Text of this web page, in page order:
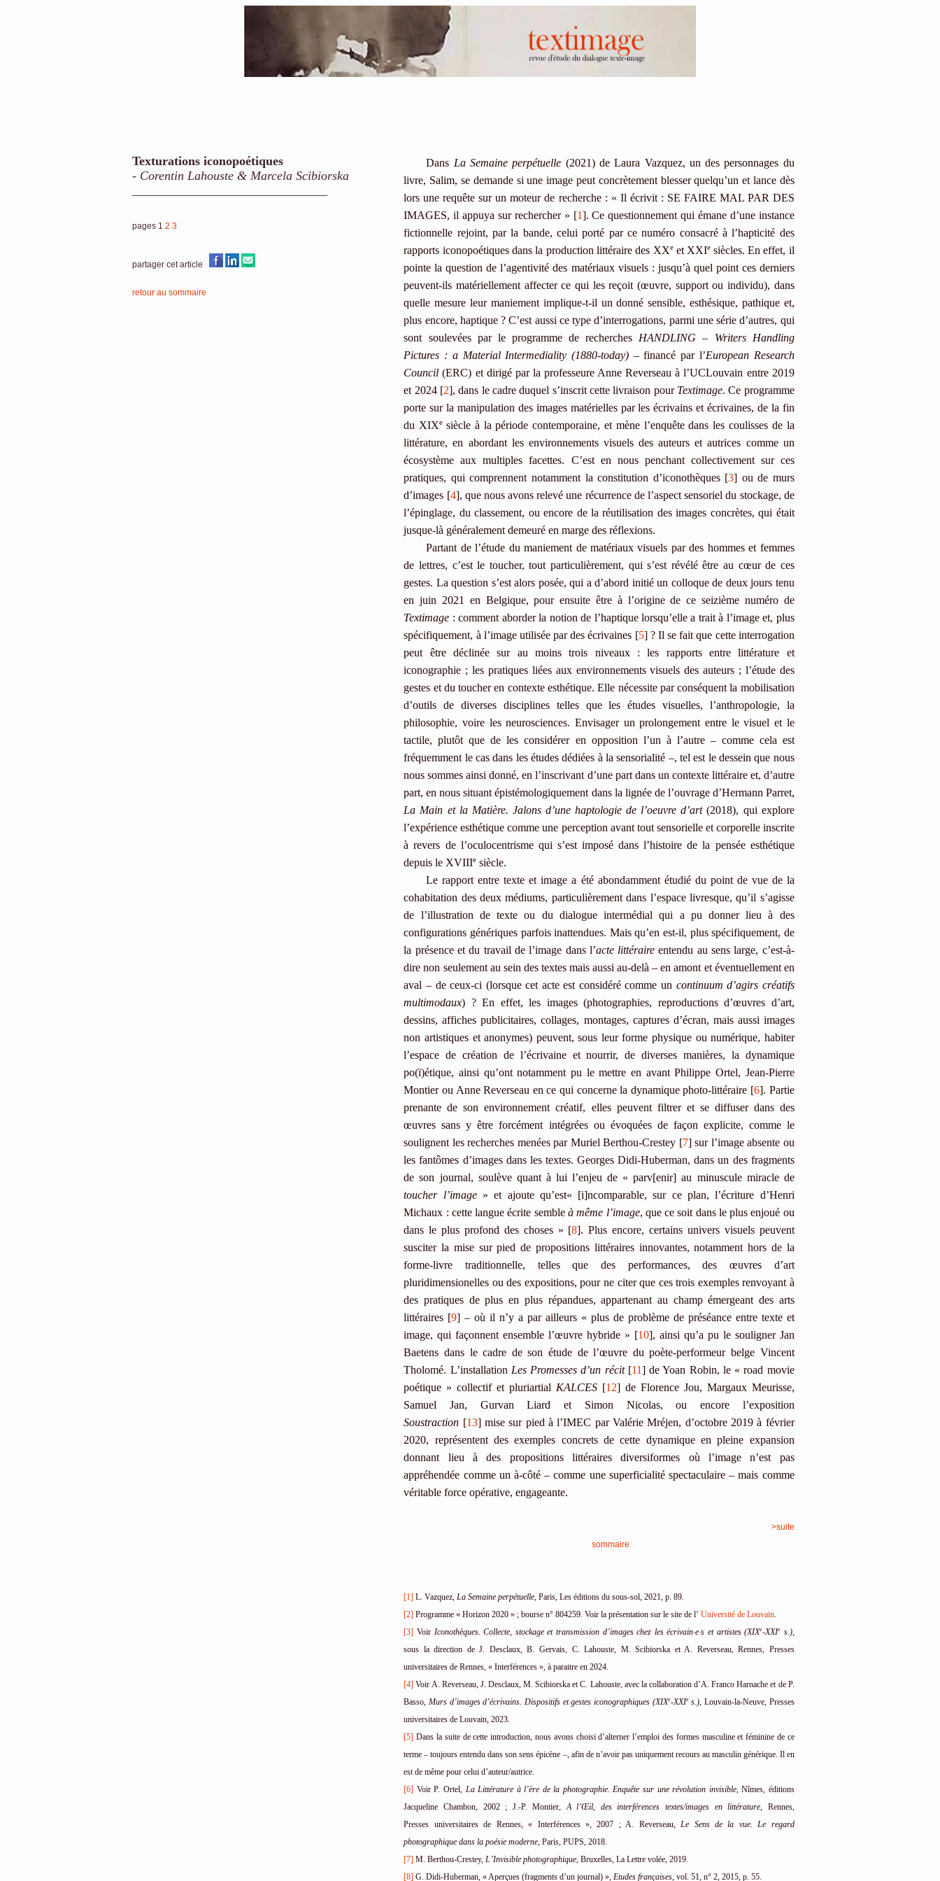
Texturations iconopoétiques
- Corentin Lahouste & Marcela Scibiorska
pages 1 2 3
partager cet article
retour au sommaire
Dans La Semaine perpétuelle (2021) de Laura Vazquez, un des personnages du
livre, Salim, se demande si une image peut concrètement blesser quelqu’un et lance dès
lors une requête sur un moteur de recherche : « Il écrivit : SE FAIRE MAL PAR DES
IMAGES, il appuya sur rechercher » [1]. Ce questionnement qui émane d’une instance
fictionnelle rejoint, par la bande, celui porté par ce numéro consacré à l’hapticité des
rapports iconopoétiques dans la production littéraire des XXeet XXIe siècles. En effet, il
pointe la question de l’agentivité des matériaux visuels : jusqu’à quel point ces derniers
peuvent-ils matériellement affecter ce qui les reçoit (œuvre, support ou individu), dans
quelle mesure leur maniement implique-t-il un donné sensible, esthésique, pathique et,
plus encore, haptique ? C’est aussi ce type d’interrogations, parmi une série d’autres, qui
sont soulevées par le programme de recherches HANDLING – Writers Handling
Pictures : a Material Intermediality (1880-today) – financé par l’European Research
Council (ERC) et dirigé par la professeure Anne Reverseau à l’UCLouvain entre 2019
et 2024 [2], dans le cadre duquel s’inscrit cette livraison pour Textimage. Ce programme
porte sur la manipulation des images matérielles par les écrivains et écrivaines, de la fin
du XIXe siècle à la période contemporaine, et mène l’enquête dans les coulisses de la
littérature, en abordant les environnements visuels des auteurs et autrices comme un
écosystème aux multiples facettes. C’est en nous penchant collectivement sur ces
pratiques, qui comprennent notamment la constitution d’iconothèques [3] ou de murs
d’images [4], que nous avons relevé une récurrence de l’aspect sensoriel du stockage, de
l’épinglage, du classement, ou encore de la réutilisation des images concrètes, qui était
jusque-là généralement demeuré en marge des réflexions.
Partant de l’étude du maniement de matériaux visuels par des hommes et femmes
de lettres, c’est le toucher, tout particulièrement, qui s’est révélé être au cœur de ces
gestes. La question s’est alors posée, qui a d’abord initié un colloque de deux jours tenu
en juin 2021 en Belgique, pour ensuite être à l’origine de ce seizième numéro de
Textimage : comment aborder la notion de l’haptique lorsqu’elle a trait à l’image et, plus
spécifiquement, à l’image utilisée par des écrivaines [5] ? Il se fait que cette interrogation
peut être déclinée sur au moins trois niveaux : les rapports entre littérature et
iconographie ; les pratiques liées aux environnements visuels des auteurs ; l’étude des
gestes et du toucher en contexte esthétique. Elle nécessite par conséquent la mobilisation
d’outils de diverses disciplines telles que les études visuelles, l’anthropologie, la
philosophie, voire les neurosciences. Envisager un prolongement entre le visuel et le
tactile, plutôt que de les considérer en opposition l’un à l’autre – comme cela est
fréquemment le cas dans les études dédiées à la sensorialité –, tel est le dessein que nous
nous sommes ainsi donné, en l’inscrivant d’une part dans un contexte littéraire et, d’autre
part, en nous situant épistémologiquement dans la lignée de l’ouvrage d’Hermann Parret,
La Main et la Matière. Jalons d’une haptologie de l’oeuvre d’art(2018), qui explore
l’expérience esthétique comme une perception avant tout sensorielle et corporelle inscrite
à revers de l’oculocentrisme qui s’est imposé dans l’histoire de la pensée esthétique
depuis le XVIIIe siècle.
Le rapport entre texte et image a été abondamment étudié du point de vue de la
cohabitation des deux médiums, particulièrement dans l’espace livresque, qu’il s’agisse
de l’illustration de texte ou du dialogue intermédial qui a pu donner lieu à des
configurations génériques parfois inattendues. Mais qu’en est-il, plus spécifiquement, de
la présence et du travail de l’image dans l’acte littéraireentendu au sens large, c’est-à-
dire non seulement au sein des textes mais aussi au-delà – en amont et éventuellement en
aval – de ceux-ci (lorsque cet acte est considéré comme un continuum d’agirs créatifs
multimodaux) ? En effet, les images (photographies, reproductions d’œuvres d’art,
dessins, affiches publicitaires, collages, montages, captures d’écran, mais aussi images
non artistiques et anonymes) peuvent, sous leur forme physique ou numérique, habiter
l’espace de création de l’écrivaine et nourrir, de diverses manières, la dynamique
po(ï)étique, ainsi qu’ont notamment pu le mettre en avant Philippe Ortel, Jean-Pierre
Montier ou Anne Reverseau en ce qui concerne la dynamique photo-littéraire [6]. Partie
prenante de son environnement créatif, elles peuvent filtrer et se diffuser dans des
œuvres sans y être forcément intégrées ou évoquées de façon explicite, comme le
soulignent les recherches menées par Muriel Berthou-Crestey [7] sur l’image absente ou
les fantômes d’images dans les textes. Georges Didi-Huberman, dans un des fragments
de son journal, soulève quant à lui l’enjeu de « parv[enir] au minuscule miracle de
toucher l’image » et ajoute qu’est« [i]ncomparable, sur ce plan, l’écriture d’Henri
Michaux : cette langue écrite semble à même l’image, que ce soit dans le plus enjoué ou
dans le plus profond des choses » [8]. Plus encore, certains univers visuels peuvent
susciter la mise sur pied de propositions littéraires innovantes, notamment hors de la
forme-livre traditionnelle, telles que des performances, des œuvres d’art
pluridimensionelles ou des expositions, pour ne citer que ces trois exemples renvoyant à
des pratiques de plus en plus répandues, appartenant au champ émergeant des arts
littéraires [9] – où il n’y a par ailleurs « plus de problème de préséance entre texte et
image, qui façonnent ensemble l’œuvre hybride » [10], ainsi qu’a pu le souligner Jan
Baetens dans le cadre de son étude de l’œuvre du poète-performeur belge Vincent
Tholomé. L’installation Les Promesses d’un récit[11] de Yoan Robin, le « road movie
poétique » collectif et pluriartial KALCES [12] de Florence Jou, Margaux Meurisse,
Samuel Jan, Gurvan Liard et Simon Nicolas, ou encore l’exposition
Soustraction [13] mise sur pied à l’IMEC par Valérie Mréjen, d’octobre 2019 à février
2020, représentent des exemples concrets de cette dynamique en pleine expansion
donnant lieu à des propositions littéraires diversiformes où l’image n’est pas
appréhendée comme un à-côté – comme une superficialité spectaculaire – mais comme
véritable force opérative, engageante.
>suite
sommaire
[1] L. Vazquez,La Semaine perpétuelle, Paris, Les éditions du sous-sol, 2021, p. 89.
[2] Programme « Horizon 2020 » ; bourse n° 804259. Voir la présentation sur le site de l’Université de Louvain.
[3] Voir Iconothèques. Collecte, stockage et transmission d’images chez les écrivain·e·s et artistes (XIXe-XXIe s.),
sous la direction de J. Desclaux, B. Gervais, C. Lahouste, M. Scibiorska et A. Reverseau, Rennes, Presses
universitaires de Rennes, « Interférences », à paraitre en 2024.
[4] Voir A. Reverseau, J. Desclaux, M. Scibiorska et C. Lahouste, avec la collaboration d’A. Franco Harnache et de P.
Basso,Murs d’images d’écrivains. Dispositifs et gestes iconographiques (XIXe-XXIes.), Louvain-la-Neuve, Presses
universitaires de Louvain, 2023.
[5] Dans la suite de cette introduction, nous avons choisi d’alterner l’emploi des formes masculine et féminine de ce
terme – toujours entendu dans son sens épicène –, afin de n’avoir pas uniquement recours au masculin générique. Il en
est de même pour celui d’auteur/autrice.
[6] Voir P. Ortel, La Littérature à l’ère de la photographie. Enquête sur une révolution invisible,Nîmes, éditions
Jacqueline Chambon, 2002 ; J.-P. Montier,A l’Œil, des interférences textes/images en littérature, Rennes,
Presses universitaires de Rennes, « Interférences », 2007 ; A. Reverseau,Le Sens de la vue. Le regard
photographique dans la poésie moderne, Paris, PUPS, 2018.
[7] M. Berthou-Crestey,L’Invisible photographique,Bruxelles, La Lettre volée, 2019.
[8] G. Didi-Huberman, « Aperçues (fragments d’un journal) »,Etudes françaises, vol. 51, n° 2, 2015, p. 55.